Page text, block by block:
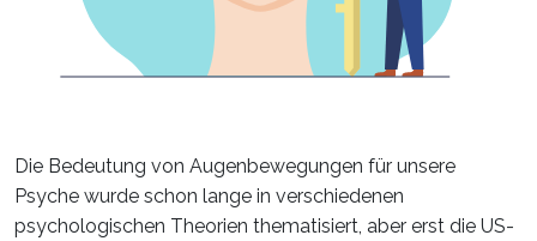
Die Bedeutung von Augenbewegungen für unsere
Psyche wurde schon lange in verschiedenen
psychologischen Theorien thematisiert, aber erst die US-